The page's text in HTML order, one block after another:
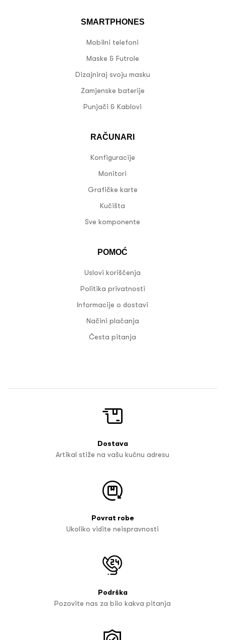
SMARTPHONES
Mobilni telefoni
Maske & Futrole
Dizajniraj svoju masku
Zamjenske baterije
Punjači & Kablovi
RAČUNARI
Konfiguracije
Monitori
Grafičke karte
Kućišta
Sve komponente
POMOĆ
Uslovi korišćenja
Politika privatnosti
Informacije o dostavi
Načini plaćanja
Česta pitanja
Dostava
Artikal stiže na vašu kućnu adresu
Povrat robe
Ukoliko vidite neispravnosti
Podrška
Pozovite nas za bilo kakva pitanja